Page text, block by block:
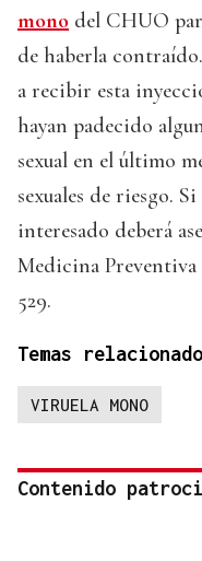
mono del CHUO
de haberla
a recibir esta
hayan padecido
sexual en el último
sexuales de riesgo.
interesado deberá
Medicina Preventiva
529.
Temas
VIRUELA MONO
Contenido